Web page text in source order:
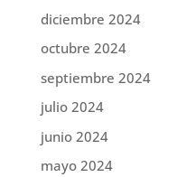
diciembre 2024
octubre 2024
septiembre 2024
julio 2024
junio 2024
mayo 2024